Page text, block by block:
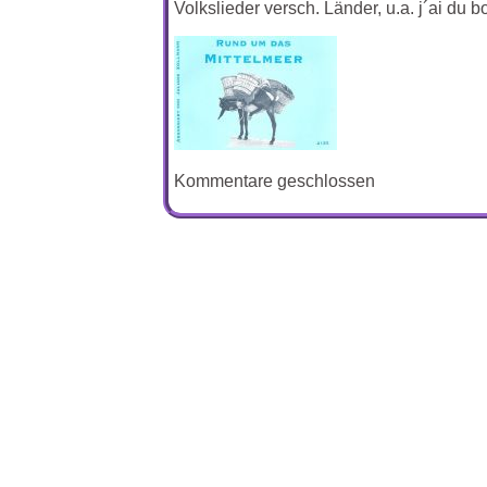
Volkslieder versch. Länder, u.a. j´ai du
Kommentare geschlossen